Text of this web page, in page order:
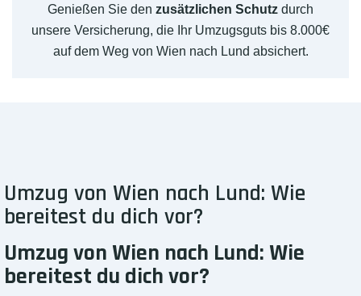
Genießen Sie den zusätzlichen Schutz durch
unsere Versicherung, die Ihr Umzugsguts bis 8.000€
auf dem Weg von Wien nach Lund absichert.
Umzug von Wien nach Lund: Wie
bereitest du dich vor?
Umzug von Wien nach Lund: Wie
bereitest du dich vor?